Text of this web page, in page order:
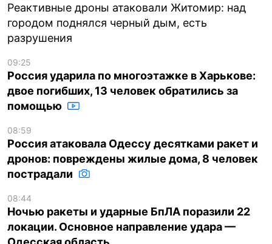
Реактивные дроны атаковали Житомир: над
городом поднялся черный дым, есть
разрушения
09:25
Россия ударила по многоэтажке в Харькове:
двое погибших, 13 человек обратились за
помощью
08:59
Россия атаковала Одессу десятками ракет и
дронов: повреждены жилые дома, 8 человек
пострадали
08:44
Ночью ракеты и ударные БпЛА поразили 22
локации. Основное направление удара —